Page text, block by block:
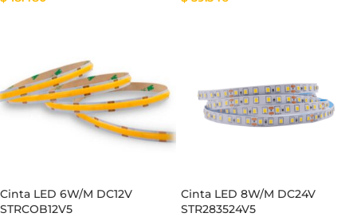
Cinta LED 6W/M DC12V
STRCOB12V5
Cinta LED 8W/M DC24V
STR283524V5